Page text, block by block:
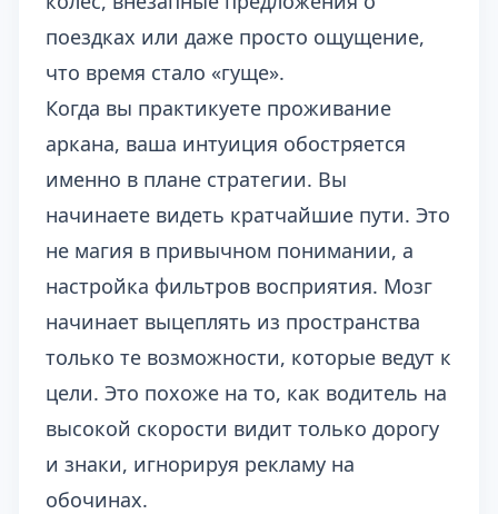
поездках или даже просто ощущение,
что время стало «гуще».
Когда вы практикуете проживание
аркана, ваша интуиция обостряется
именно в плане стратегии. Вы
начинаете видеть кратчайшие пути. Это
не магия в привычном понимании, а
настройка фильтров восприятия. Мозг
начинает выцеплять из пространства
только те возможности, которые ведут к
цели. Это похоже на то, как водитель на
высокой скорости видит только дорогу
и знаки, игнорируя рекламу на
обочинах.